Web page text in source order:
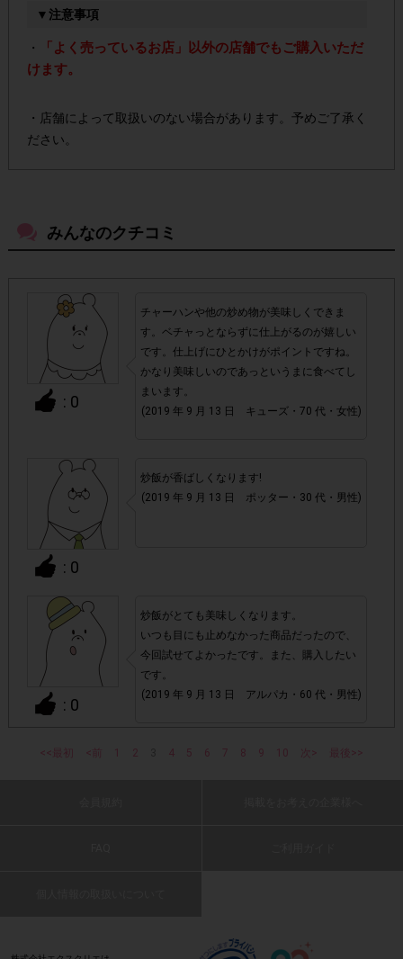
▼注意事項
・
「よく売っているお店」以外の店舗でもご購入いただ
けます。
・店舗によって取扱いのない場合があります。予めご了承く
ださい。
・悪質な投稿があった場合、アカウントを停止させていた
だくこともあります。
・スマートフォン、携帯電話、タブレットPCにつきまし
て、機種によってはアンケートに回答できない場合がござい
▼ポイント付与対象外
上記参加条件(対象商品・回答期間・指定購入数)以外
でのご参加
・購入できなかった/指定数を購入できなかった場合
・他のサイトでの参加を含めて、1つのアンケートに対して
同じレシート画像が投稿されている場合
・レシート画像に
「チェーン名」「店舗名」「日付」
みんなのクチコミ
: 0
チャーハンや他の炒め物が美味しくできま
す。ベチャっとならずに仕上がるのが嬉しい
です。仕上げにひとかけがポイントですね。
かなり美味しいのであっというまに食べてし
まいます。
(2019 年 9 月 13 日 キューズ・70 代・女性)
: 0
炒飯が香ばしくなります!
(2019 年 9 月 13 日 ポッター・30 代・男性)
: 0
炒飯がとても美味しくなります。
いつも目にも止めなかった商品だったので、
今回試せてよかったです。また、購入したい
です。
(2019 年 9 月 13 日 アルパカ・60 代・男性)
簡単にパラットした炒飯が出来るので、楽で
<<最初 <前 1 2 4 5 6 7 8 9 10 次> 最後>>